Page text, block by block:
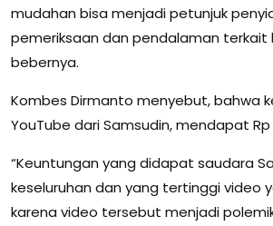
mudahan bisa menjadi petunjuk
pemeriksaan dan pendalaman terkait
bebernya.
Kombes Dirmanto menyebut, bahwa
YouTube dari Samsudin, mendapat Rp
“Keuntungan yang didapat saudara
keseluruhan dan yang tertinggi video
karena video tersebut menjadi